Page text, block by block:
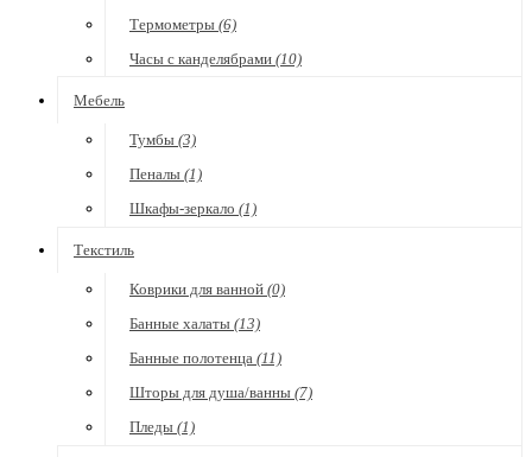
Термометры (6)
Часы с канделябрами (10)
Мебель
Тумбы (3)
Пеналы (1)
Шкафы-зеркало (1)
Текстиль
Коврики для ванной (0)
Банные халаты (13)
Банные полотенца (11)
Шторы для душа/ванны (7)
Пледы (1)